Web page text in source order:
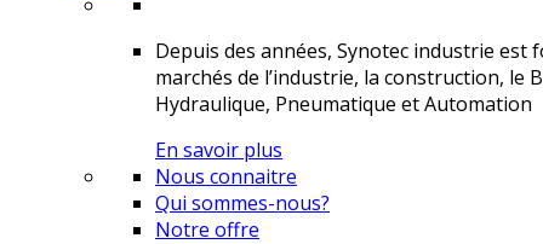
Depuis des années, Synotec industrie
marchés de l’industrie, la construction, le
Hydraulique, Pneumatique et Automation
En savoir plus
Nous connaitre
Qui sommes-nous?
Notre offre